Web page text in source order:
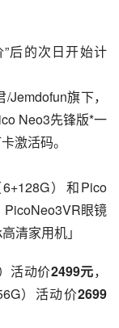
后的次日开始计
/Jemdofun旗下，
Neo3先锋版*一
激活码。
）和Pico
眼镜
清家用机」
活动价2499元，
）活动价2699